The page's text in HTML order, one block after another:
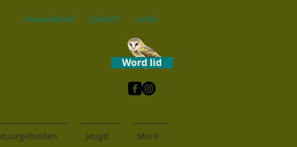
Nieuwsbrief Contact Links
Word lid
Jeugd More